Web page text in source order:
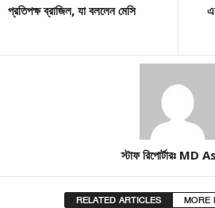
প্রতিপক্ষ ব্রাজিল, যা বললেন মেসি
স্টাফ রিপোর্টারঃ MD
RELATED ARTICLES MORE